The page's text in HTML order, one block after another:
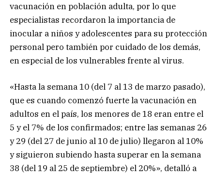
vacunación en población adulta, por lo que
especialistas recordaron la importancia de
inocular a niños y adolescentes para su protección
personal pero también por cuidado de los demás,
en especial de los vulnerables frente al virus.
«Hasta la semana 10 (del 7 al 13 de marzo pasado),
que es cuando comenzó fuerte la vacunación en
adultos en el país, los menores de 18 eran entre el
5 y el 7% de los confirmados; entre las semanas 26
y 29 (del 27 de junio al 10 de julio) llegaron al 10%
y siguieron subiendo hasta superar en la semana
38 (del 19 al 25 de septiembre) el 20%», detalló a